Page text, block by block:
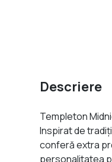
Descriere
Templeton
Inspirat de
conferă extra
personalitatea